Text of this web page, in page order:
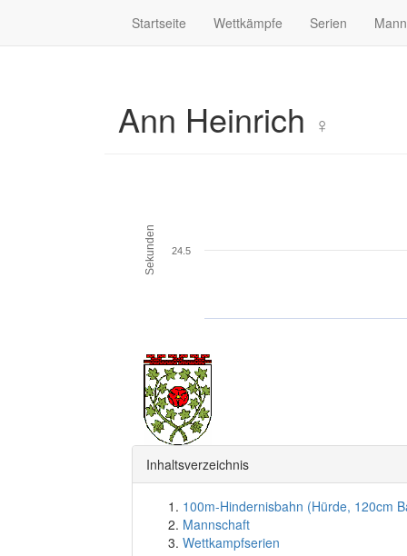
Startseite Wettkämpfe Serien
Ann Heinrich ♀
Sekunden 24.5
Inhaltsverzeichnis
100m-Hindernisbahn (Hürde, 120cm
Mannschaft
Wettkampfserien